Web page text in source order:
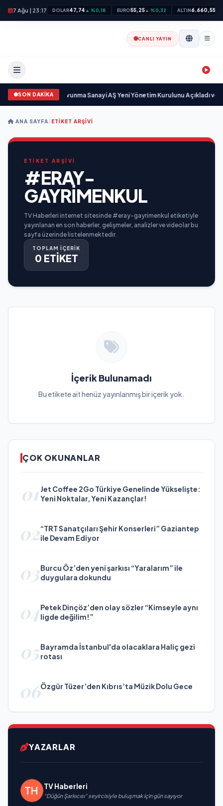
7 Ağu | 23:17 DOLAR47,74 ▲ %0,18 EURO55,25▲ %0,32 ALTIN6.660,55
CANLI YAYIN
SON DAKİKA
•Açıkgöz Savunma Sanayi AŞ Yeni Yönetim Kurulunu Açıkladı ve
ANA SAYFA/ETIKET ARŞIVI
ETİKET ARŞİVİ
#ERAY-
GAYRIMENKUL
TV Haberleri internet sitesinde #eray-gayrimenkul etiketiyle
yayınlanan en son haberler, gelişmeler, analizler ve videolar bu
sayfa üzerinde listelenmektedir.
TOPLAM İÇERİK
0 ETİKET
İçerik Bulunamadı
Bu etikete ait henüz yayınlanmış bir içerik yok.
ÇOK OKUNANLAR
01 Jet Coffee 2Go Türkiye Genelinde Yükselişte:
Yeni Noktalar, Yeni Kazançlar!
02“TRT Sanatçıları Şehir Konserleri” Gaziantep
ile Devam Ediyor
03Burcu Öz’den yeni şarkısı “Yaralarım” ile
duygulara dokundu
04Petek Dinçöz’den olay sözler “Kimseyle aynı
ligde değilim!”
05Bayramda İstanbul'da olacaklara Haliç gezi
rotası
06Özgür Tüzer’den Kıbrıs’ta Müzik Dolu Gece
YAZARLAR
TV Haberleri
“Düğün Şarkıcısı” seyircisiyle buluşmak için gün sayıyor